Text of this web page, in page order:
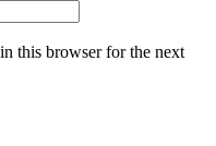
this browser for the next